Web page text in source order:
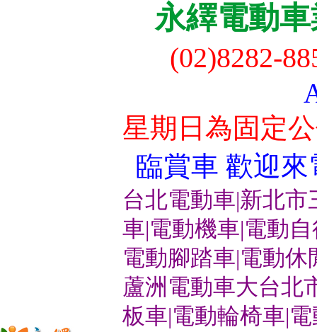
永繹電動
(02)8282-
星期日為固定
臨賞車 歡迎來
台北電動車|新北
車|電動機車|電動
電動腳踏車|電動休
蘆洲電動車大台北
板車|電動輪椅車|